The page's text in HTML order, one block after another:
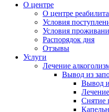
О центре
О центре
Условия
Условия
Распорядок дня
Отзывы
Услуги
Лечение
Вывод из
Вывод
Снятие